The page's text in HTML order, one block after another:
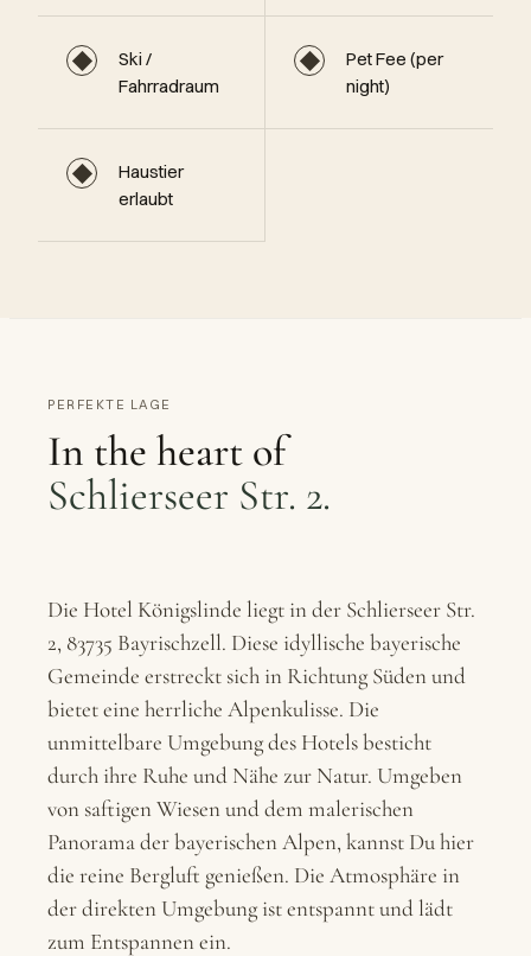
◆
Ski /
Fahrradraum
◆
Pet Fee (per
night)
◆
Haustier
erlaubt
PERFEKTE LAGE
In the heart of
Schlierseer Str. 2.
Die Hotel Königslinde liegt in der Schlierseer Str.
2, 83735 Bayrischzell. Diese idyllische bayerische
Gemeinde erstreckt sich in Richtung Süden und
bietet eine herrliche Alpenkulisse. Die
unmittelbare Umgebung des Hotels besticht
durch ihre Ruhe und Nähe zur Natur. Umgeben
von saftigen Wiesen und dem malerischen
Panorama der bayerischen Alpen, kannst Du hier
die reine Bergluft genießen. Die Atmosphäre in
der direkten Umgebung ist entspannt und lädt
zum Entspannen ein.